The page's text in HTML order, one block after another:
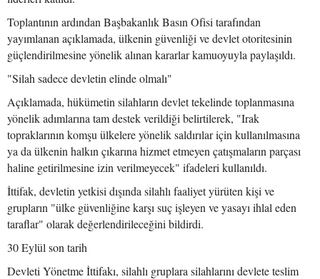
Toplantının ardından Başbakanlık Basın Ofisi tarafından
yayımlanan açıklamada, ülkenin güvenliği ve devlet otoritesinin
güçlendirilmesine yönelik alınan kararlar kamuoyuyla paylaşıldı.
"Silah sadece devletin elinde olmalı"
Açıklamada, hükümetin silahların devlet tekelinde toplanmasına
yönelik adımlarına tam destek verildiği belirtilerek, "Irak
topraklarının komşu ülkelere yönelik saldırılar için kullanılmasına
ya da ülkenin halkın çıkarına hizmet etmeyen çatışmaların parçası
haline getirilmesine izin verilmeyecek" ifadeleri kullanıldı.
İttifak, devletin yetkisi dışında silahlı faaliyet yürüten kişi ve
grupların "ülke güvenliğine karşı suç işleyen ve yasayı ihlal eden
taraflar" olarak değerlendirileceğini bildirdi.
30 Eylül son tarih
Devleti Yönetme İttifakı, silahlı gruplara silahlarını devlete teslim